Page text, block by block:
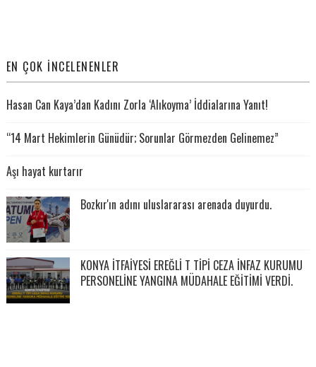
EN ÇOK İNCELENENLER
Hasan Can Kaya’dan Kadını Zorla ‘Alıkoyma’ İddialarına Yanıt!
“14 Mart Hekimlerin Günüdür; Sorunlar Görmezden Gelinemez”
Aşı hayat kurtarır
Bozkır'ın adını uluslararası arenada duyurdu.
KONYA İTFAİYESİ EREĞLİ T TİPİ CEZA İNFAZ KURUMU
PERSONELİNE YANGINA MÜDAHALE EĞİTİMİ VERDİ.